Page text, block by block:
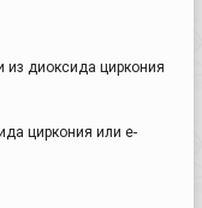
из диоксида циркония
циркония или e-